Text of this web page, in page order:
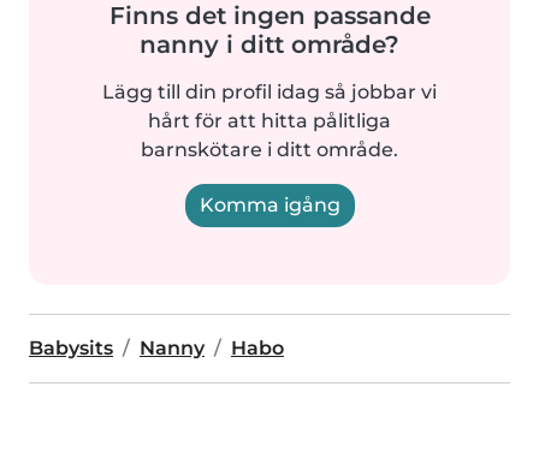
Finns det ingen passande
nanny i ditt område?
Lägg till din profil idag så jobbar vi
hårt för att hitta pålitliga
barnskötare i ditt område.
Komma igång
Babysits Nanny Habo